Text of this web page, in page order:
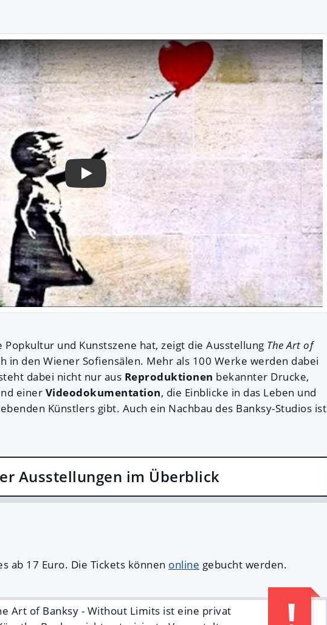
Play
Popkultur und Kunstszene hat, zeigt die Ausstellung The Art of
in den Wiener Sofiensälen. Mehr als 100 Werke werden dabei
dabei nicht nur aus Reproduktionen bekannter Drucke,
einer Videodokumentation, die Einblicke in das Leben und
Künstlers gibt. Auch ein Nachbau des Banksy-Studios ist
Ausstellungen im Überblick
ab 17 Euro. Die Tickets können online gebucht werden.
Art of Banksy - Without Limits ist eine privat